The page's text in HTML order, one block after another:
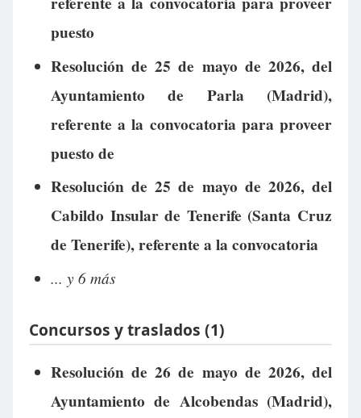
puesto
Resolución de 25 de mayo de 2026, del
Ayuntamiento de Parla (Madrid),
referente a la convocatoria para proveer
puesto de
Resolución de 25 de mayo de 2026, del
Cabildo Insular de Tenerife (Santa Cruz
de Tenerife), referente a la convocatoria
... y 6 más
Concursos y traslados (1)
Resolución de 26 de mayo de 2026, del
Ayuntamiento de Alcobendas (Madrid),